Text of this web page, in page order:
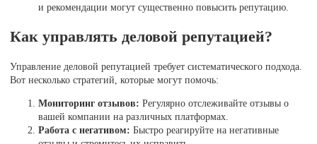
и рекомендации могут существенно повысить репутацию.
Как управлять деловой репутацией?
Управление деловой репутацией требует систематического подхода.
Вот несколько стратегий, которые могут помочь:
Мониторинг отзывов: Регулярно отслеживайте отзывы о
вашей компании на различных платформах.
Работа с негативом: Быстро реагируйте на негативные